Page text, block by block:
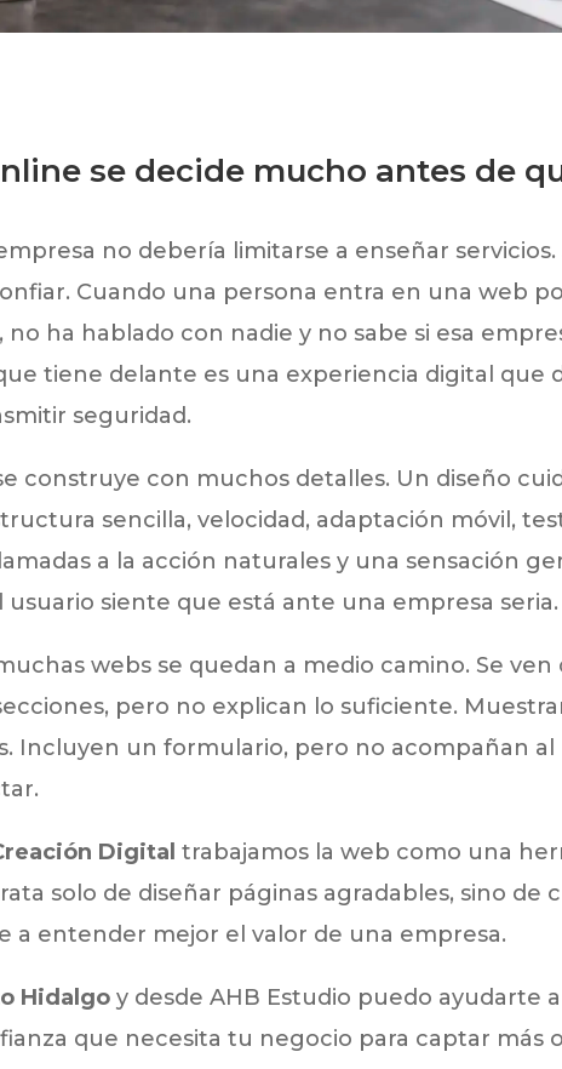
se decide mucho antes de
no debería limitarse a enseñar
Cuando una persona entra en una web
ha hablado con nadie y no sabe si esa
tiene delante es una experiencia digital que
seguridad.
construye con muchos detalles. Un diseño
sencilla, velocidad, adaptación móvil,
a la acción naturales y una sensación
siente que está ante una empresa seria.
webs se quedan a medio camino. Se
pero no explican lo suficiente.
Incluyen un formulario, pero no acompañan al
Digital trabajamos la web como una
solo de diseñar páginas agradables, sino de
a entender mejor el valor de una empresa.
Hidalgoy desde AHB Estudio puedo ayudarte
que necesita tu negocio para captar más